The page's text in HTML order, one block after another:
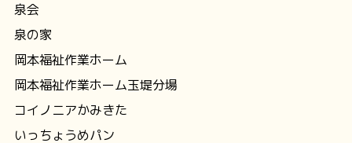
泉会
泉の家
岡本福祉作業ホーム
岡本福祉作業ホーム玉堤分場
コイノニアかみきた
いっちょうめパン